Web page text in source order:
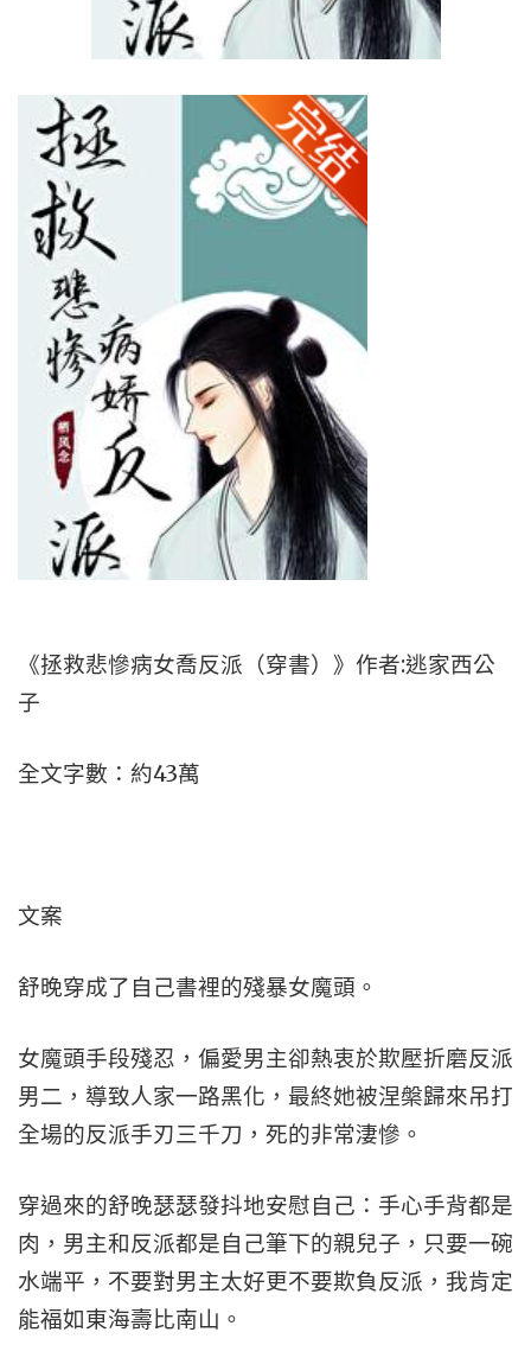
《拯救悲慘病女喬反派（穿書）》作者:逃家西公
子
全文字數：約43萬
文案
舒晚穿成了自己書裡的殘暴女魔頭。
女魔頭手段殘忍，偏愛男主卻熱衷於欺壓折磨反派
男二，導致人家一路黑化，最終她被涅槃歸來吊打
全場的反派手刃三千刀，死的非常淒慘。
穿過來的舒晚瑟瑟發抖地安慰自己：手心手背都是
肉，男主和反派都是自己筆下的親兒子，只要一碗
水端平，不要對男主太好更不要欺負反派，我肯定
能福如東海壽比南山。